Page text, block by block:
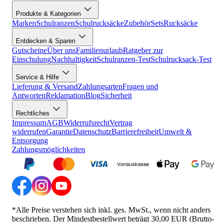
Produkte & Kategorien
MarkenSchulranzenSchulrucksäckeZubehörSetsRucksäcke
Entdecken & Sparen
GutscheineÜber unsFamilienurlaubRatgeber zur
EinschulungNachhaltigkeitSchulranzen-TestSchulrucksack-Test
Service & Hilfe
Lieferung & VersandZahlungsartenFragen und
AntwortenReklamationBlogSicherheit
Rechtliches
ImpressumAGBWiderrufsrechtVertrag
widerrufenGarantieDatenschutzBarrierefreiheitUmwelt &
Entsorgung
Zahlungsmöglichkeiten
*Alle Preise verstehen sich inkl. ges. MwSt., wenn nicht anders
beschrieben. Der Mindestbestellwert beträgt 30,00 EUR (Brutto-